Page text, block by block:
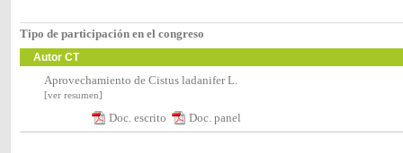
Tipo de participación en el congreso
Autor CT
Aprovechamiento de Cistus ladanifer L.
[ver resumen]
Doc. escrito Doc. panel